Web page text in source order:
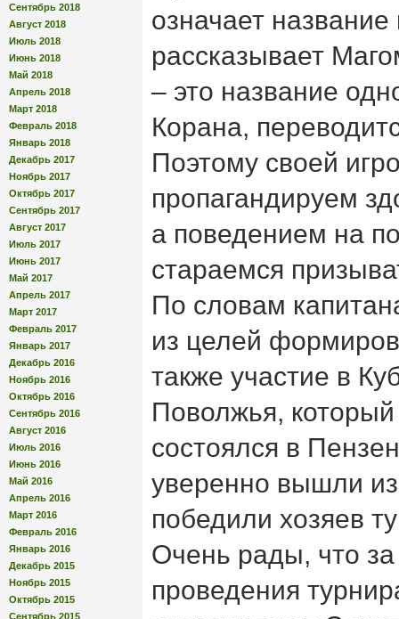
Сентябрь 2018
Август 2018
Июль 2018
Июнь 2018
Май 2018
Апрель 2018
Март 2018
Февраль 2018
Январь 2018
Декабрь 2017
Ноябрь 2017
Октябрь 2017
Сентябрь 2017
Август 2017
Июль 2017
Июнь 2017
Май 2017
Апрель 2017
Март 2017
Февраль 2017
Январь 2017
Декабрь 2016
Ноябрь 2016
Октябрь 2016
Сентябрь 2016
Август 2016
Июль 2016
Июнь 2016
Май 2016
Апрель 2016
Март 2016
Февраль 2016
Январь 2016
Декабрь 2015
Ноябрь 2015
Октябрь 2015
Сентябрь 2015
означает
рассказывает
– это название
Корана,
Поэтому своей
пропагандируем
а поведением на
стараемся
По словам
из целей
также участие в
Поволжья, который
состоялся в
уверенно вышли
победили хозяев
Очень рады, что
проведения